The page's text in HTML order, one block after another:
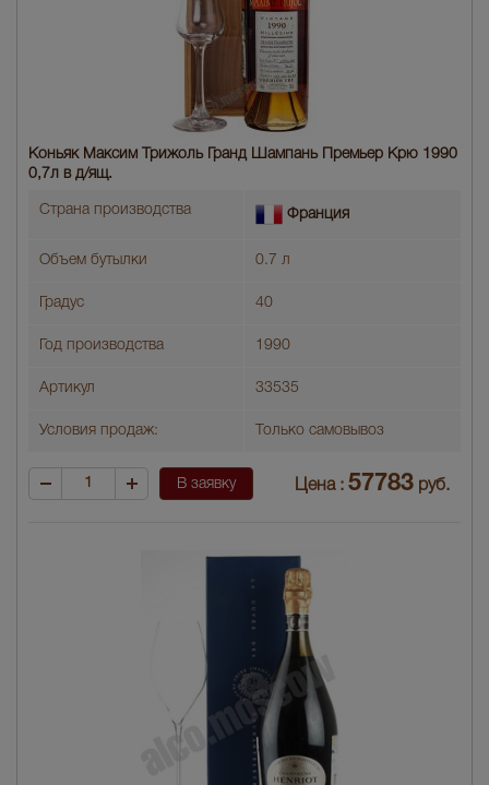
Коньяк Максим Трижоль Гранд Шампань Премьер Крю 1990
0,7л в д/ящ.
Страна производства Франция
Объем бутылки 0.7 л
Градус 40
Год производства 1990
Артикул 33535
Условия продаж: Только самовывоз
В заявку Цена : 57783 руб.